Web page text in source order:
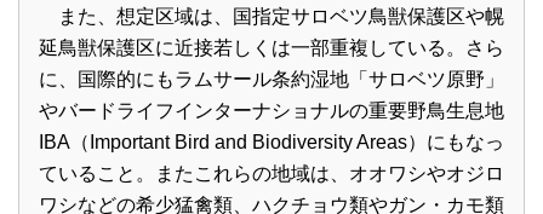
また、想定区域は、国指定サロベツ鳥獣保護区や幌
延鳥獣保護区に近接若しくは一部重複している。さら
に、国際的にもラムサール条約湿地「サロベツ原野」
やバードライフインターナショナルの重要野鳥生息地
IBA（Important Bird and Biodiversity Areas）にもなっ
ていること。またこれらの地域は、オオワシやオジロ
ワシなどの希少猛禽類、ハクチョウ類やガン・カモ類